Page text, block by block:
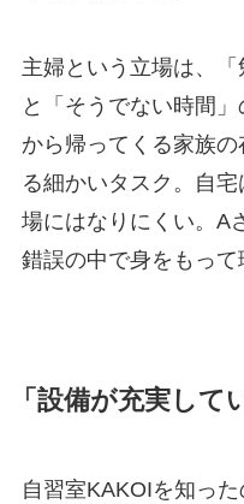
主婦という立場は、「
と「そうでない時間
から帰ってくる家族
る細かいタスク。自
場にはなりにくい。A
錯誤の中で身をもって
「設備が充実し
自習室KAKOIを知っ